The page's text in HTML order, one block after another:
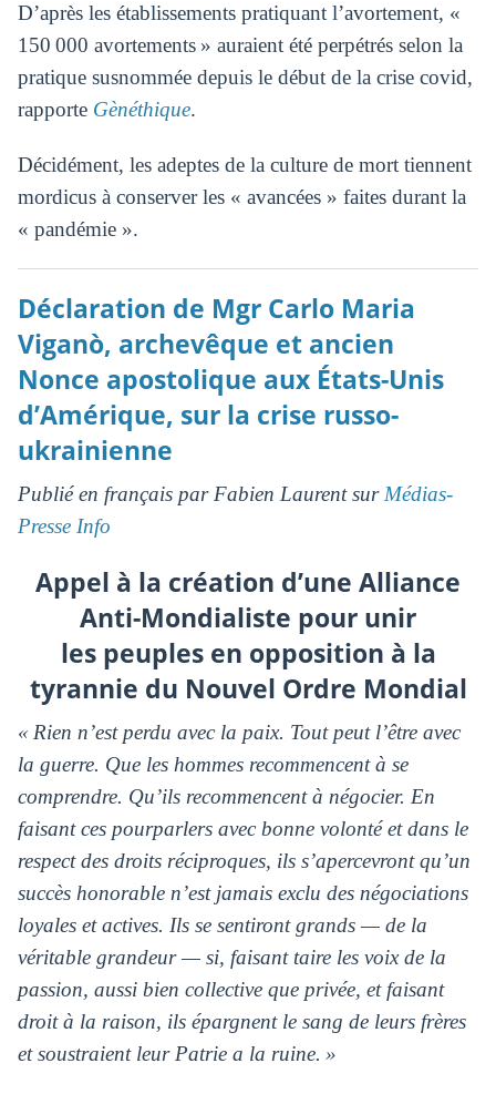
D’après les établissements pratiquant l’avortement, «
150 000 avortements » auraient été perpétrés selon la
pratique susnommée depuis le début de la crise covid,
rapporte Gènéthique.
Décidément, les adeptes de la culture de mort tiennent
mordicus à conserver les « avancées » faites durant la
« pandémie ».
Déclaration de Mgr Carlo Maria
Viganò, archevêque et ancien
Nonce apostolique aux États-Unis
d’Amérique, sur la crise russo-
ukrainienne
Publié en français par Fabien Laurent sur Médias-
Presse Info
Appel à la création d’une Alliance
Anti-Mondialiste pour unir
les peuples en opposition à la
tyrannie du Nouvel Ordre Mondial
« Rien n’est perdu avec la paix. Tout peut l’être avec
la guerre. Que les hommes recommencent à se
comprendre. Qu’ils recommencent à négocier. En
faisant ces pourparlers avec bonne volonté et dans le
respect des droits réciproques, ils s’apercevront qu’un
succès honorable n’est jamais exclu des négociations
loyales et actives. Ils se sentiront grands — de la
véritable grandeur — si, faisant taire les voix de la
passion, aussi bien collective que privée, et faisant
droit à la raison, ils épargnent le sang de leurs frères
et soustraient leur Patrie a la ruine. »